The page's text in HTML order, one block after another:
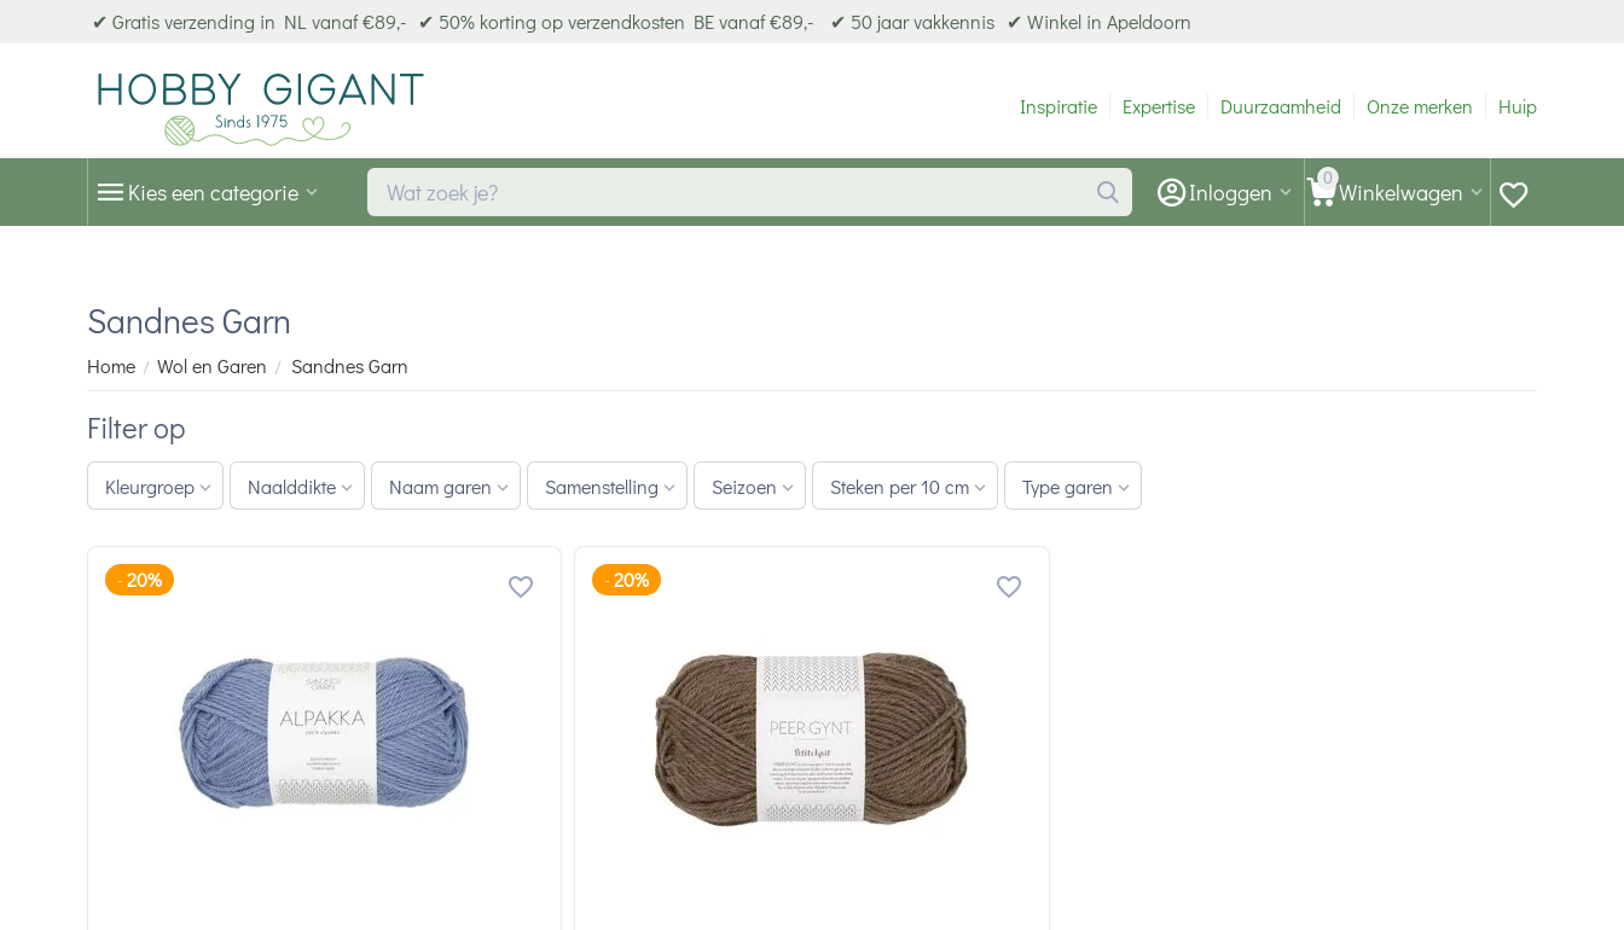
✔ Gratis verzending in NL vanaf €89,- ✔ 50% korting op verzendkosten BE vanaf €89,- ✔ 50 jaar vakkennis ✔ Winkel in Apeldoorn
Inspiratie Expertise Duurzaamheid Onze merken Hulp
Kies een categorie 0 Winkelwagen
Inloggen
Sandnes Garn
Home / Wol en Garen / Sandnes Garn
Filter op
Kleurgroep Naalddikte Naam garen Samenstelling Seizoen Steken per 10 cm Type garen
- 20% - 20%